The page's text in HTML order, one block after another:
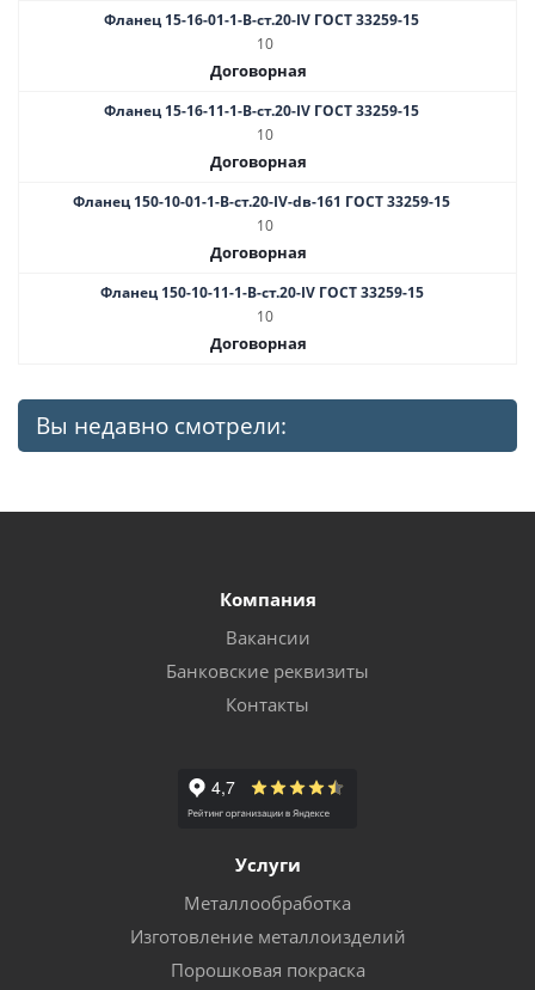
Фланец 15-16-01-1-B-ст.20-IV ГОСТ 33259-15
10
Договорная
Фланец 15-16-11-1-B-ст.20-IV ГОСТ 33259-15
10
Договорная
Фланец 150-10-01-1-B-ст.20-IV-dв-161 ГОСТ 33259-15
10
Договорная
Фланец 150-10-11-1-B-ст.20-IV ГОСТ 33259-15
10
Договорная
Вы недавно смотрели:
Компания
Вакансии
Банковские реквизиты
Контакты
Услуги
Металлообработка
Изготовление металлоизделий
Порошковая покраска